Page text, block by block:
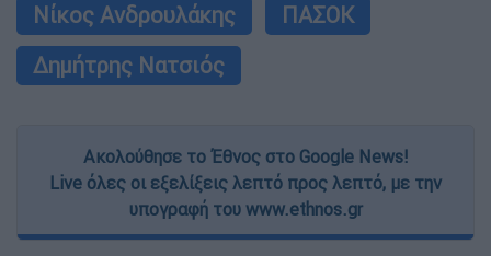
Νίκος Ανδρουλάκης
ΠΑΣΟΚ
Δημήτρης Νατσιός
Ακολούθησε το Έθνος στο Google News!
Live όλες οι εξελίξεις λεπτό προς λεπτό, με την
υπογραφή του www.ethnos.gr